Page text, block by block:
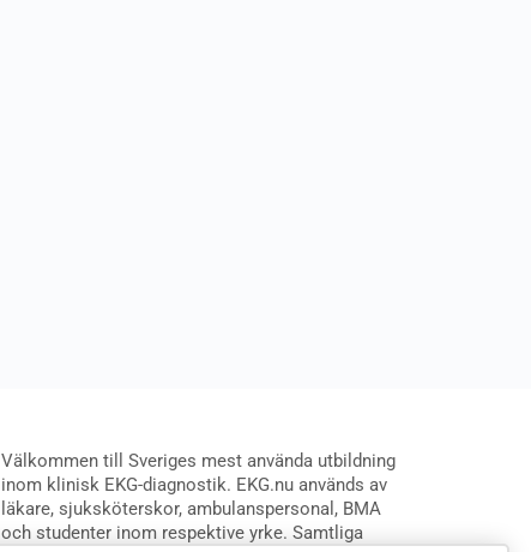
Välkommen till Sveriges mest använda utbildning
inom klinisk EKG-diagnostik. EKG.nu används av
läkare, sjuksköterskor, ambulanspersonal, BMA
och studenter inom respektive yrke. Samtliga